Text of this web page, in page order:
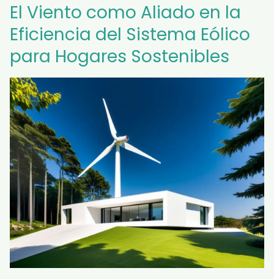
El Viento como Aliado en la
Eficiencia del Sistema Eólico
para Hogares Sostenibles